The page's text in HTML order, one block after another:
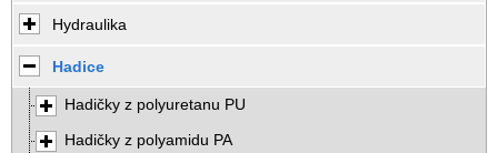
Hydraulika
Hadice
Hadičky z polyuretanu PU
Hadičky z polyamidu PA